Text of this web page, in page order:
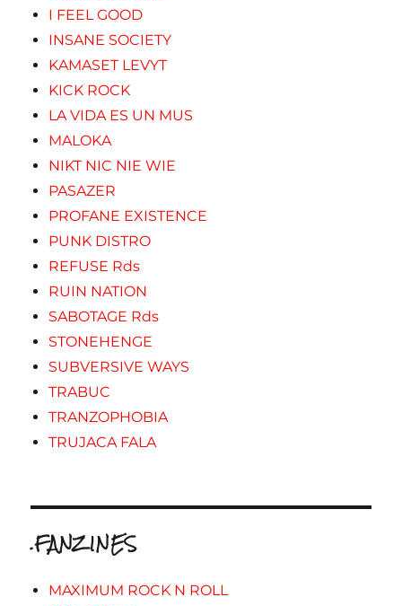
I FEEL GOOD
INSANE SOCIETY
KAMASET LEVYT
KICK ROCK
LA VIDA ES UN MUS
MALOKA
NIKT NIC NIE WIE
PASAZER
PROFANE EXISTENCE
PUNK DISTRO
REFUSE Rds
RUIN NATION
SABOTAGE Rds
STONEHENGE
SUBVERSIVE WAYS
TRABUC
TRANZOPHOBIA
TRUJACA FALA
.FANZINES
MAXIMUM ROCK N ROLL